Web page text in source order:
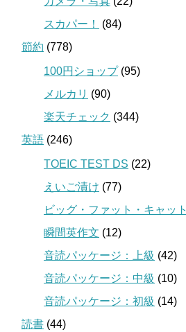
スカパー！
(84)
節約 (778)
100円ショップ(95)
メルカリ (90)
楽天チェック (344)
英語 (246)
TOEIC TEST DS (22)
えいご漬け (77)
ビッグ・ファット・キャット
瞬間英作文 (12)
音読パッケージ：上級 (42)
音読パッケージ：中級 (10)
音読パッケージ：初級 (14)
読書 (44)